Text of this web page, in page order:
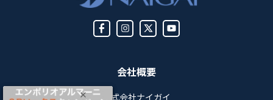
会社概要
株式会社ナイガイ